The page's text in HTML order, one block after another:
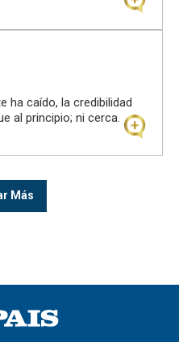
ha caído, la credibilidad
al principio; ni cerca.
Más